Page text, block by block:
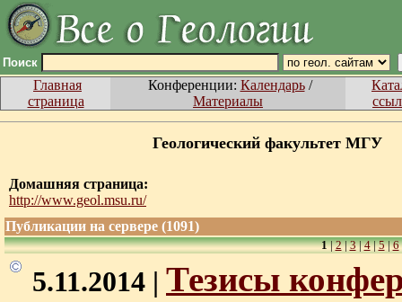
Поиск
Главная
страница
Конференции: Календарь/
Материалы
Геологический факультет МГУ
Домашняя страница:
http://www.geol.msu.ru/
Публикации на сервере (1091)
1|2|3|4|5|6
5.11.2014 | Тезисы